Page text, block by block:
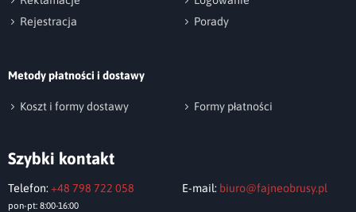
Wyślij opinię
Rejestracja
Porady
Metody płatności i dostawy
Koszt i formy dostawy Formy płatności
Szybki kontakt
Telefon: +48 798 722 058
pon-pt: 8:00-16:00
E-mail: biuro@fajneobrusy.pl